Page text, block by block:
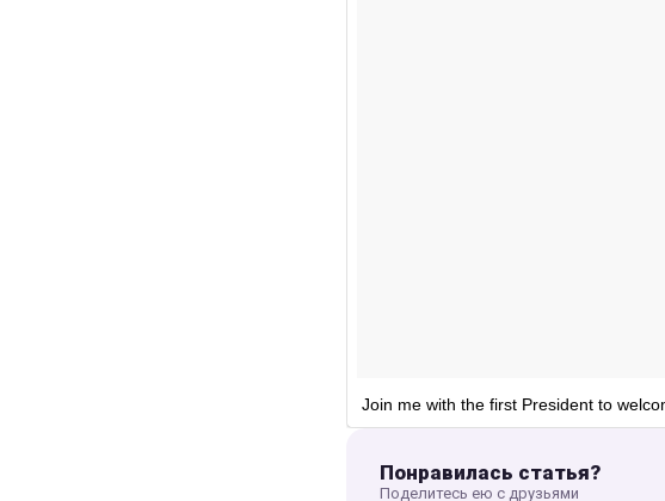
Join me with the first President to
Понравилась статья?
Поделитесь ею с друзьями